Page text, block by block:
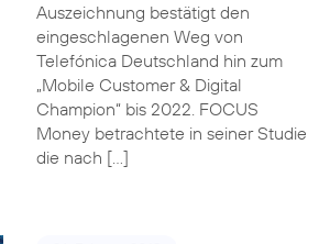
Auszeichnung bestätigt den
eingeschlagenen Weg von
Telefónica Deutschland hin zum
„Mobile Customer & Digital
Champion“ bis 2022. FOCUS
Money betrachtete in seiner Studie
die nach […]